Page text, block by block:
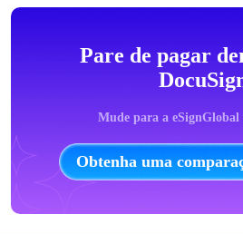
Pare de pagar
Mude para a eSignGlobal
Obtenha uma